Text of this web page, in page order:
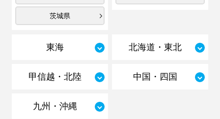
茨城県
東海 北海道・東北
甲信越・北陸 中国・四国
九州・沖縄